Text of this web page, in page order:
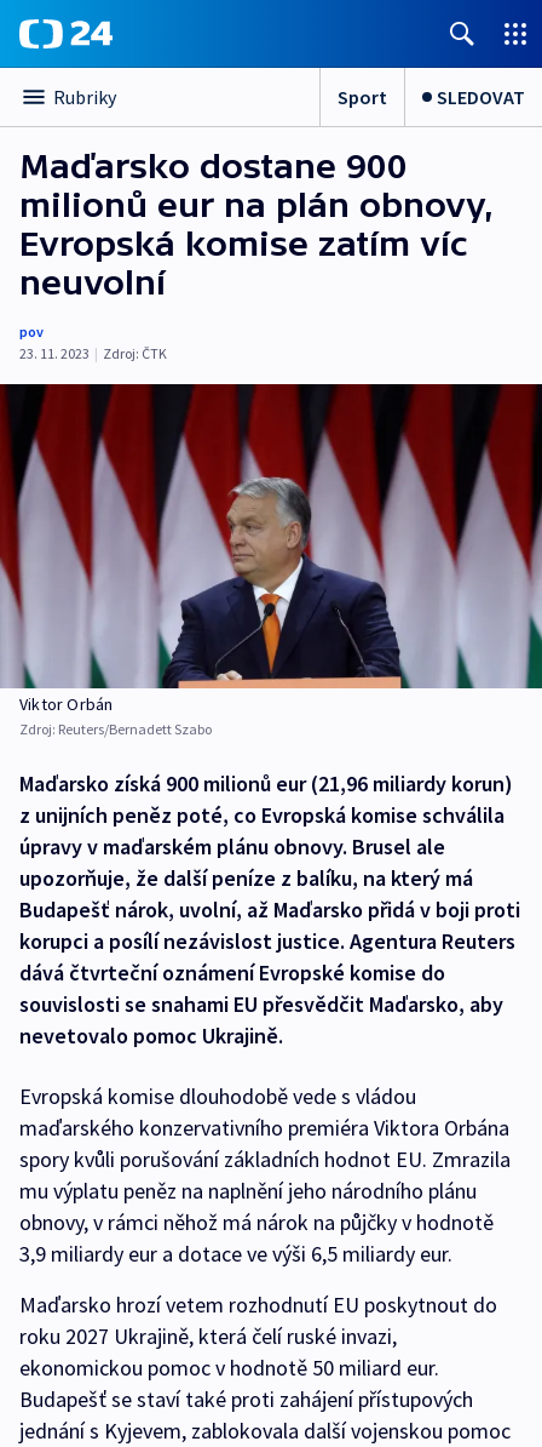
Rubriky Sport SLEDOVAT
Maďarsko dostane 900
milionů eur na plán obnovy,
Evropská komise zatím víc
neuvolní
pov
23. 11. 2023 | Zdroj: ČTK
Viktor Orbán
Zdroj: Reuters/Bernadett Szabo
Maďarsko získá 900 milionů eur (21,96 miliardy korun)
z unijních peněz poté, co Evropská komise schválila
úpravy v maďarském plánu obnovy. Brusel ale
upozorňuje, že další peníze z balíku, na který má
Budapešť nárok, uvolní, až Maďarsko přidá v boji proti
korupci a posílí nezávislost justice. Agentura Reuters
dává čtvrteční oznámení Evropské komise do
souvislosti se snahami EU přesvědčit Maďarsko, aby
nevetovalo pomoc Ukrajině.
Evropská komise dlouhodobě vede s vládou
maďarského konzervativního premiéra Viktora Orbána
spory kvůli porušování základních hodnot EU. Zmrazila
mu výplatu peněz na naplnění jeho národního plánu
obnovy, v rámci něhož má nárok na půjčky v hodnotě
3,9 miliardy eur a dotace ve výši 6,5 miliardy eur.
Maďarsko hrozí vetem rozhodnutí EU poskytnout do
roku 2027 Ukrajině, která čelí ruské invazi,
ekonomickou pomoc v hodnotě 50 miliard eur.
Budapešť se staví také proti zahájení přístupových
jednání s Kyjevem, zablokovala další vojenskou pomoc